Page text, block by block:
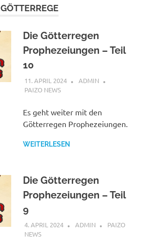
GÖTTERREGE
Die Götterregen
Prophezeiungen – Teil
10
11. APRIL 2024
ADMIN
PAIZO NEWS
Es geht weiter mit den
Götterregen Prophezeiungen.
WEITERLESEN
Die Götterregen
Prophezeiungen – Teil
9
4. APRIL 2024 ADMIN
PAIZO
NEWS